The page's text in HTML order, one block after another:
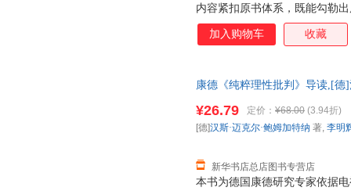
内容紧扣原书体系，既能勾勒
精髓，有助于读者登堂入室，
加入购物车 收藏
康德《纯粹理性批判》导读,[德
85%城市次日送达！团购优惠咨
本书为德国康德研究专家依据
¥26.79 定价： ¥68.00 (3.94折)
新华书店总店图书专营店
[德]汉斯·迈克尔·鲍姆加特纳 著, 李明